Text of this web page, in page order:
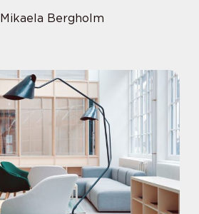
Mikaela Bergholm